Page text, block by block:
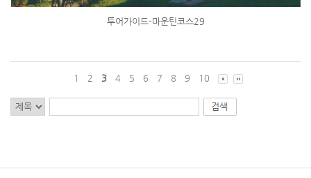
투어가이드-마운틴코스29
1 2 3 4 5 6 7 8 9 10